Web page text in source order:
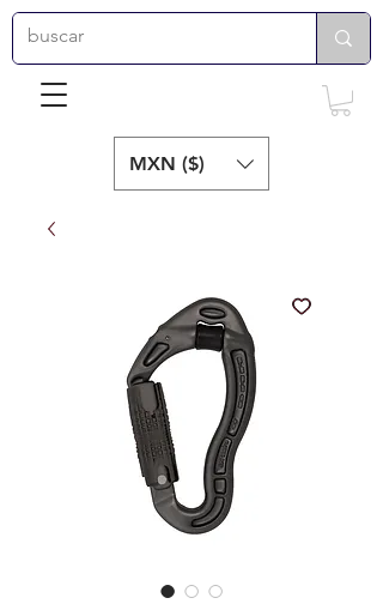
MXN ($)